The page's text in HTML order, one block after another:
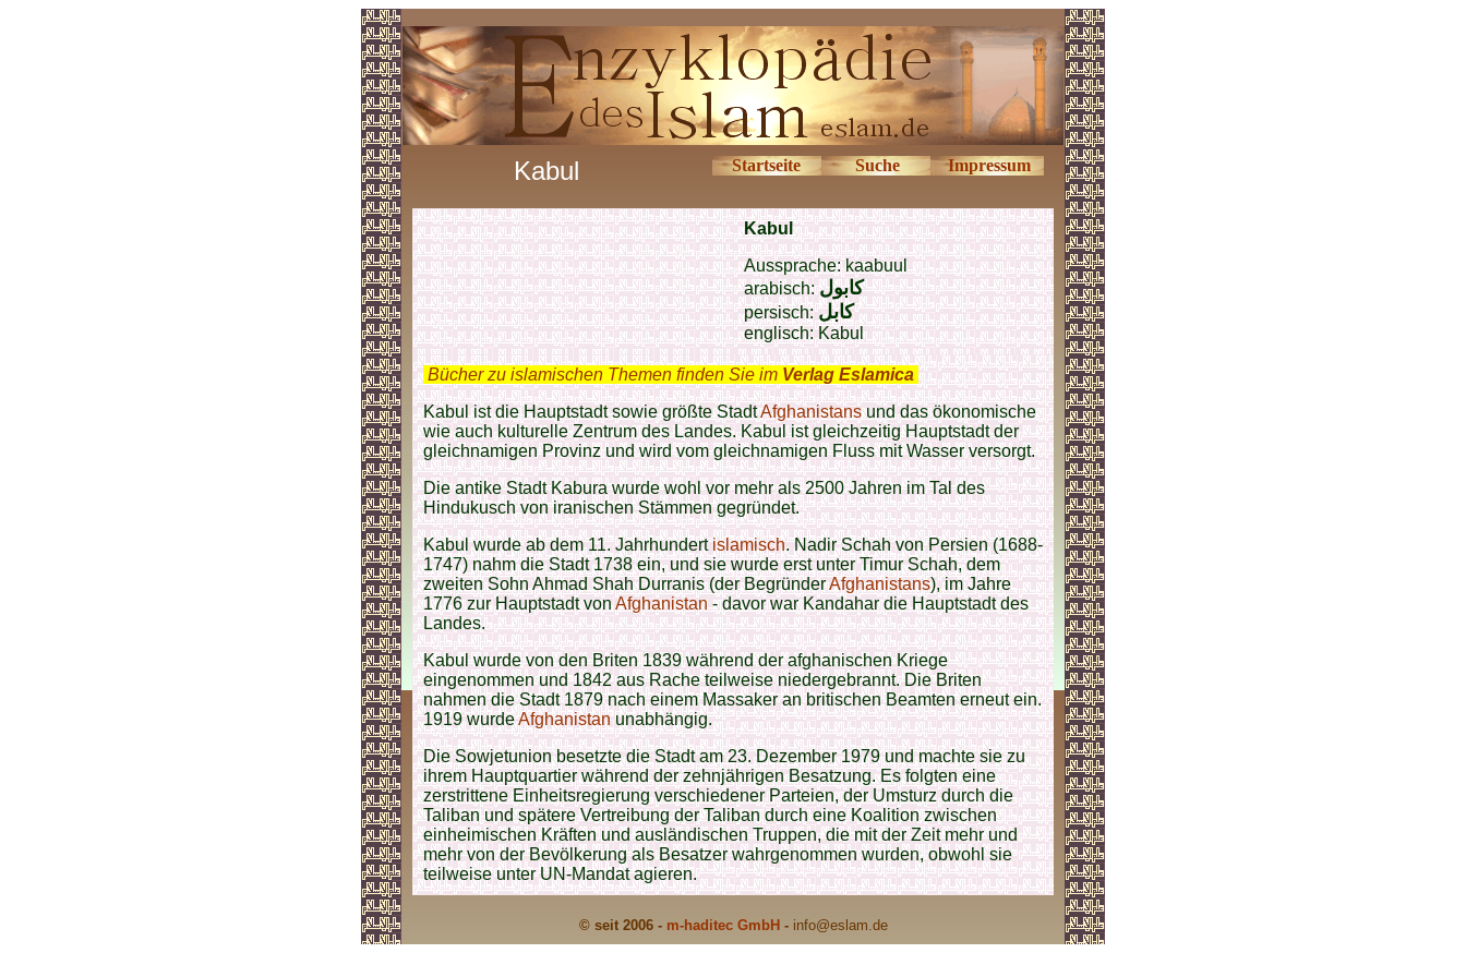
Kabul Startseite Suche Impressum
Kabul
Aussprache: kaabuul
arabisch:كابول
persisch:كابل
englisch: Kabul
Bücher zu islamischen Themen finden Sie im Verlag Eslamica
Kabul ist die Hauptstadt sowie größte StadtAfghanistansund das ökonomische
wie auch kulturelle Zentrum des Landes. Kabul ist gleichzeitig Hauptstadt der
gleichnamigen Provinz und wird vom gleichnamigen Fluss mit Wasser versorgt.
Die antike Stadt Kabura wurde wohl vor mehr als 2500 Jahren im Tal des
Hindukusch von iranischen Stämmen gegründet.
Kabul wurde ab dem 11. Jahrhundertislamisch. Nadir Schah von Persien (1688-
1747) nahm die Stadt 1738 ein, und sie wurde erst unter Timur Schah, dem
zweiten Sohn Ahmad Shah Durranis (der BegründerAfghanistans), im Jahre
1776 zur Hauptstadt vonAfghanistan- davor war Kandahar die Hauptstadt des
Landes.
Kabul wurde von den Briten 1839 während der afghanischen Kriege
eingenommen und 1842 aus Rache teilweise niedergebrannt. Die Briten
nahmen die Stadt 1879 nach einem Massaker an britischen Beamten erneut ein.
1919 wurdeAfghanistanunabhängig.
Die Sowjetunion besetzte die Stadt am 23. Dezember 1979 und machte sie zu
ihrem Hauptquartier während der zehnjährigen Besatzung. Es folgten eine
zerstrittene Einheitsregierung verschiedener Parteien, der Umsturz durch die
Taliban und spätere Vertreibung der Taliban durch eine Koalition zwischen
einheimischen Kräften und ausländischen Truppen, die mit der Zeit mehr und
mehr von der Bevölkerung als Besatzer wahrgenommen wurden, obwohl sie
teilweise unter UN-Mandat agieren.
© seit 2006 - m-haditec GmbH - info@eslam.de